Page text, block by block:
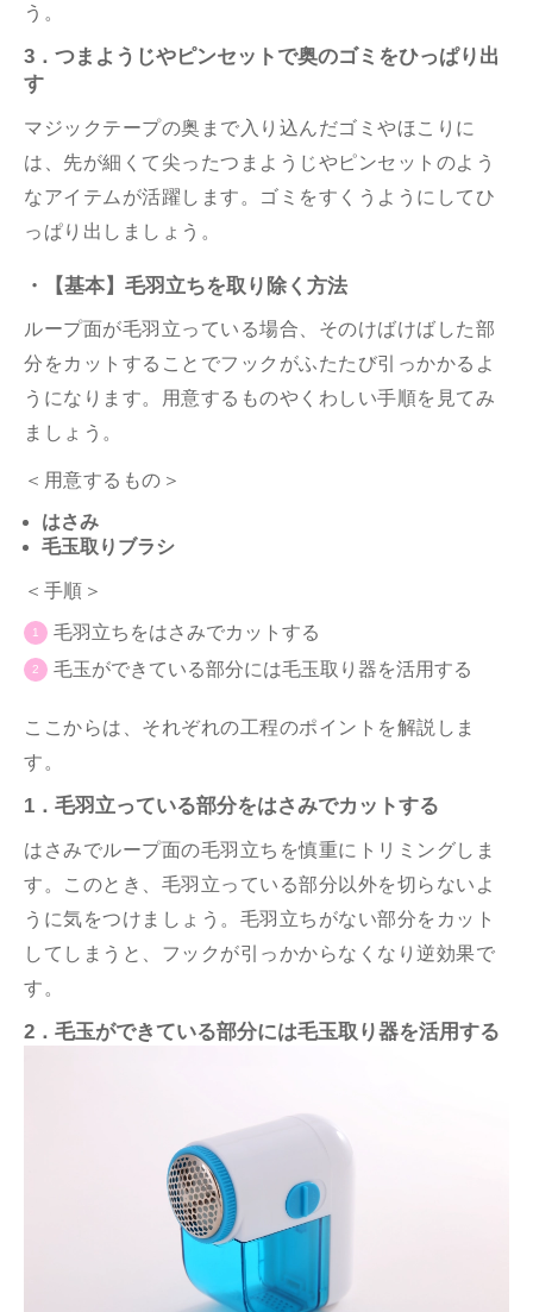
う。
3．つまようじやピンセットで奥のゴミをひっぱり出
す
マジックテープの奥まで入り込んだゴミやほこりに
は、先が細くて尖ったつまようじやピンセットのよう
なアイテムが活躍します。ゴミをすくうようにしてひ
っぱり出しましょう。
・【基本】毛羽立ちを取り除く方法
ループ面が毛羽立っている場合、そのけばけばした部
分をカットすることでフックがふたたび引っかかるよ
うになります。用意するものやくわしい手順を見てみ
ましょう。
＜用意するもの＞
はさみ
毛玉取りブラシ
＜手順＞
毛羽立ちをはさみでカットする
毛玉ができている部分には毛玉取り器を活用する
ここからは、それぞれの工程のポイントを解説しま
す。
1．毛羽立っている部分をはさみでカットする
はさみでループ面の毛羽立ちを慎重にトリミングしま
す。このとき、毛羽立っている部分以外を切らないよ
うに気をつけましょう。毛羽立ちがない部分をカット
してしまうと、フックが引っかからなくなり逆効果で
す。
2．毛玉ができている部分には毛玉取り器を活用する